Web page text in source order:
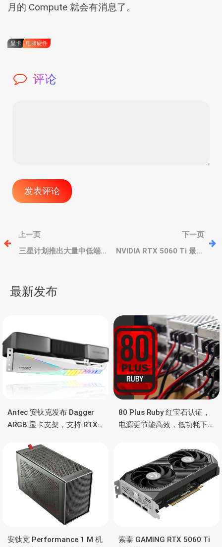
月的 Compute 就会有消息了。
显卡 电脑硬件
评论
文
章
航
上一页
三星计划推出大量中低端
下一页
NVIDIA RTX 5060 Ti 最终
最新发布
Antec 安钛克发布 Dagger
ARGB 显卡支架，支持 RTX
彩灯效
80 Plus Ruby 红宝石认证，
电源更节能高效，低功耗下
安钛克 Performance 1 M 机
索泰 GAMING RTX 5060 Ti